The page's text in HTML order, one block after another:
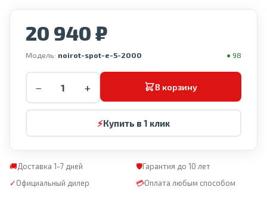
20 940 ₽
Модель: noirot-spot-e-5-2000 ● 98
− + В корзину
⚡Купить в 1 клик
🚚Доставка 1-7 дней 🛡Гарантия до 10 лет
✓Официальный дилер 💳Оплата любым способом